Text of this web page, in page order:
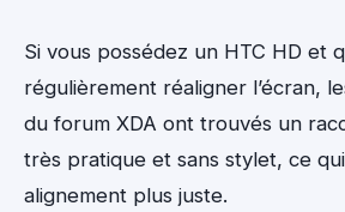
Si vous possédez un HTC HD et
régulièrement réaligner l’écran,
du forum XDA ont trouvés un
très pratique et sans stylet, ce
alignement plus juste.